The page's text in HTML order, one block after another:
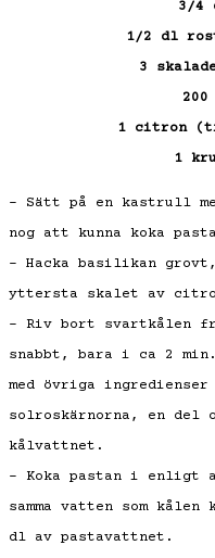
3/4
1/2 dl
3
1 citron
1
– Sätt på en kastrull
nog att kunna koka
– Hacka basilikan
yttersta skalet av
– Riv bort svartkålen
snabbt, bara i ca 2
med övriga
solroskärnorna, en del
kålvattnet.
– Koka pastan i enligt
samma vatten som
dl av pastavattnet.